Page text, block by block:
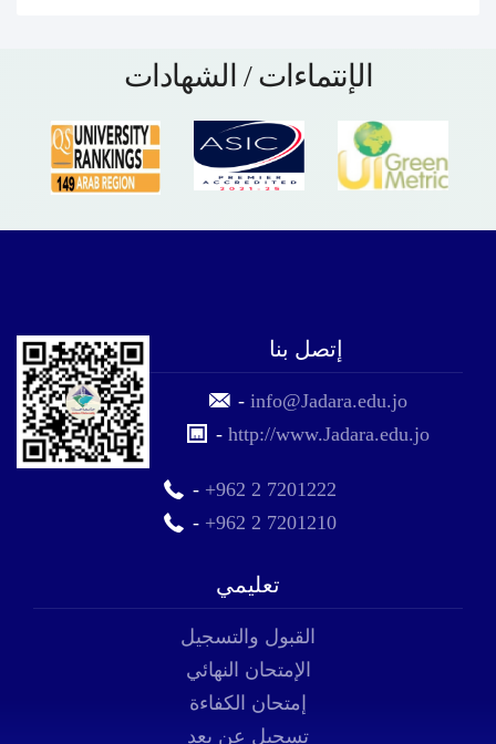
الإنتماءات / الشهادات
إتصل بنا
-info@Jadara.edu.jo
-http://www.Jadara.edu.jo
- +962 2 7201222
- +962 2 7201210
تعليمي
القبول والتسجيل
الإمتحان النهائي
إمتحان الكفاءة
تسجيل عن بعد